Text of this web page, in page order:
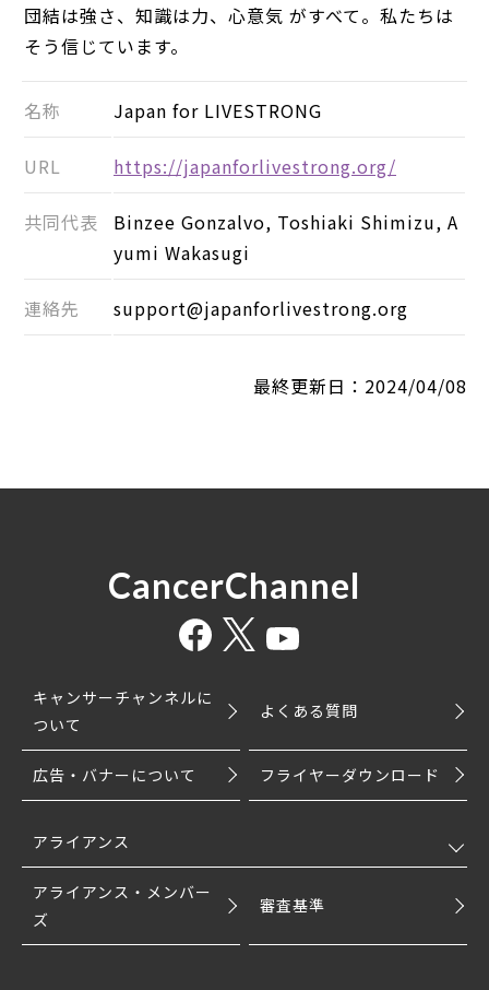
団結は強さ、知識は力、心意気 がすべて。私たちは
そう信じています。
名称 Japan for LIVESTRONG
URL https://japanforlivestrong.org/
共同代表
Binzee Gonzalvo, Toshiaki Shimizu, A
yumi Wakasugi
連絡先 support@japanforlivestrong.org
最終更新日：2024/04/08
CancerChannel
キャンサーチャンネルに
ついて
よくある質問
広告・バナーについて フライヤーダウンロード
アライアンス
アライアンス・メンバー
ズ
審査基準